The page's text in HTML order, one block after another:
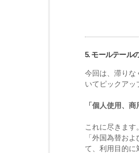
5. モールテール
今回は、滞りな
いてピックアッ
「個人使用、
これに尽きます
「外国為替お
て、利用目的に